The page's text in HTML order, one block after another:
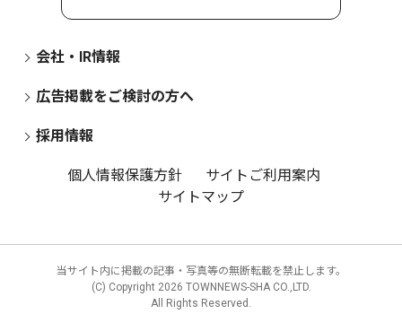
会社・IR情報
広告掲載をご検討の方へ
採用情報
個人情報保護方針
サイトご利用案内
サイトマップ
当サイト内に掲載の記事・写真等の無断転載を禁止します。
(C) Copyright 2026 TOWNNEWS-SHA CO.,LTD.
All Rights Reserved.